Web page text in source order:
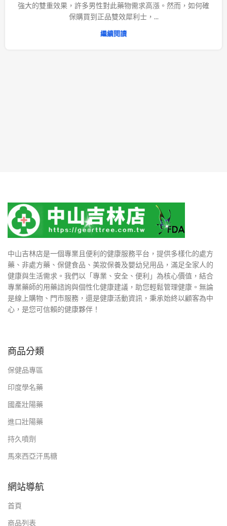
強大的雙重效果，許多男性對此藥物需求高漲。然而，如何確
保購買到正品雙效犀利士，...
繼續閱讀
中山吉林店是一個專業且便利的健康服務平台，提供多樣化的處方
藥、非處方藥、保健食品、美妝保養及嬰幼兒用品，滿足全家人的
健康與生活需求。我們以「專業、安全、便利」為核心價值，結合
專業藥師的用藥諮詢與個性化健康建議，助您輕鬆管理健康。無論
是線上購物、門市服務，還是健康活動資訊，秉承始終以顧客為中
心，是您可信賴的健康夥伴！
商品分類
保健品專區
印度學名藥
國產壯陽藥
進口壯陽藥
持久噴劑
馬來西亞汗馬糖
網站導航
首頁
商品列表